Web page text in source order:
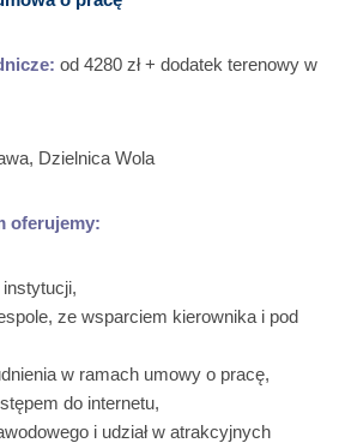
od 4280 zł + dodatek terenowy w
Dzielnica Wola
oferujemy:
ze wsparciem kierownika i pod
w ramach umowy o pracę,
do internetu,
i udział w atrakcyjnych